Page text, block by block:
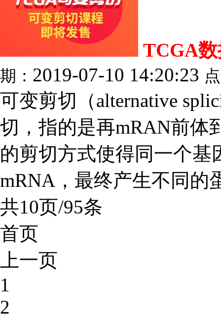
TCGA
期： 2019-07-10 14:20:23
可变剪切（alternative
切，指的是再mRAN前体
的剪切方式使得同一个
mRNA，最终产生不同的
共10页/95条
首页
上一页
1
2